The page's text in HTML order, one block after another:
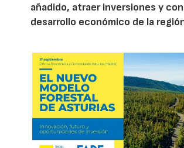
añadido, atraer inversiones y
desarrollo económico de la